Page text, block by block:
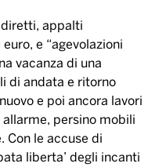
appalti
e “agevolazioni
vacanza di una
di andata e ritorno
e poi ancora lavori
persino mobili
Con le accuse di
liberta’ degli incanti